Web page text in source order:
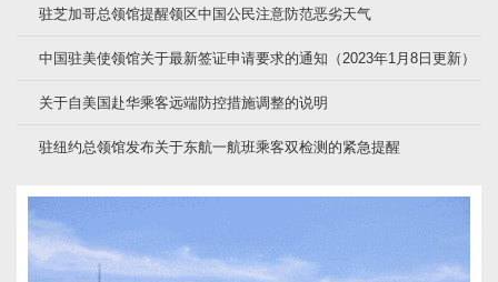
驻芝加哥总领馆提醒领区中国公民注意防范恶劣天气
中国驻美使领馆关于最新签证申请要求的通知（2023年1月8日更新）
关于自美国赴华乘客远端防控措施调整的说明
驻纽约总领馆发布关于东航一航班乘客双检测的紧急提醒